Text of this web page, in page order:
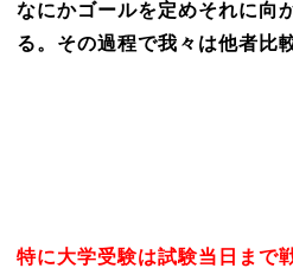
なにかゴールを定めそれに向
る。その過程で我々は他者比
特に大学受験は試験当日まで